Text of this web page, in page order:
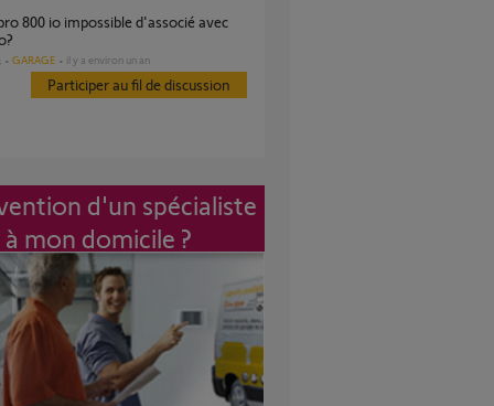
GARAGE il y a environ un an
Participer au fil de discussion
d'un spécialiste
à mon domicile ?